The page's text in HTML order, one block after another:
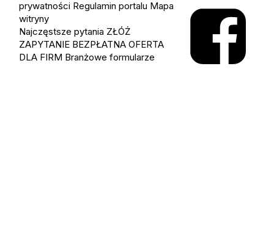
prywatności Regulamin portalu Mapa
witryny
Najczęstsze pytania ZŁÓŻ
ZAPYTANIE BEZPŁATNA OFERTA
DLA FIRM Branżowe formularze